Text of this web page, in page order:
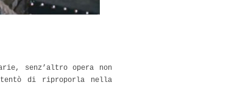
senz’altro opera non
tentò di riproporla nella